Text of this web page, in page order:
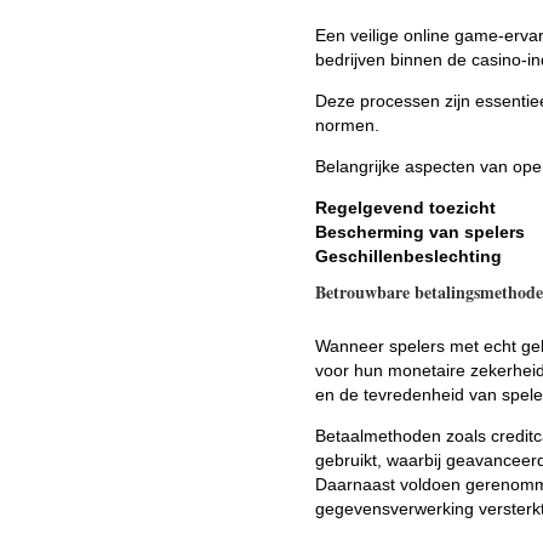
Een veilige online game-
bedrijven binnen de casino-
Deze processen zijn
normen.
Belangrijke aspecten van
Regelgevend toezicht
Bescherming van spelers
Geschillenbeslechting
Betrouwbare
Wanneer spelers met echt
voor hun monetaire
en de tevredenheid van
Betaalmethoden zoals
gebruikt, waarbij
Daarnaast voldoen
gegevensverwerking